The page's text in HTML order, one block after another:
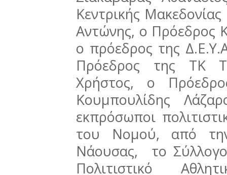
Κεντρικής
Αντώνης, ο Πρόεδρος
ο πρόεδρος της
Πρόεδρος της ΤΚ
Χρήστος, ο
Κουμπουλίδης
εκπρόσωποι
του Νομού, από
Νάουσας, το
Πολιτιστικό